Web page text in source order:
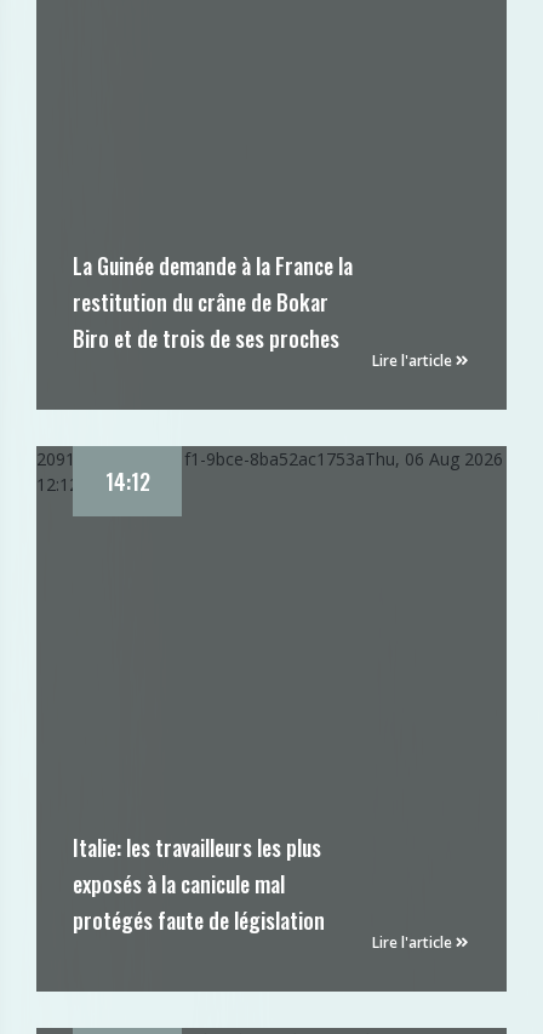
La Guinée demande à la France la
restitution du crâne de Bokar
Biro et de trois de ses proches
Lire l'article
20917362-9180-11f1-9bce-8ba52ac1753aThu, 06 Aug 2026
12:12:47 GMT
Italie: les travailleurs les plus
exposés à la canicule mal
protégés faute de législation
14:12
Lire l'article